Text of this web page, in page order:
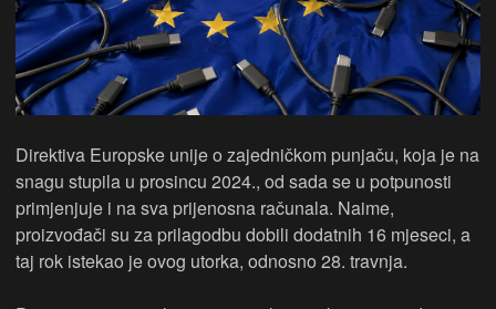
Direktiva Europske unije o zajedničkom punjaču, koja je na
snagu stupila u prosincu 2024., od sada se u potpunosti
primjenjuje i na sva prijenosna računala. Naime,
proizvođači su za prilagodbu dobili dodatnih 16 mjeseci, a
taj rok istekao je ovog utorka, odnosno 28. travnja.